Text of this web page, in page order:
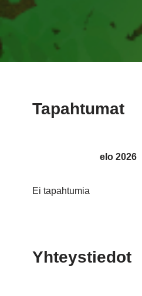
Tapahtumat
elo 2026
Ei tapahtumia
Yhteystiedot